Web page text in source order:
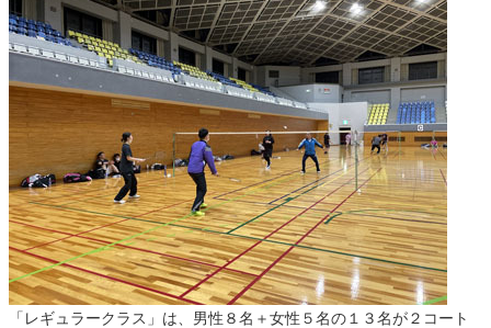
「レギュラークラス」は、男性８名＋女性５名の１３名が２コート